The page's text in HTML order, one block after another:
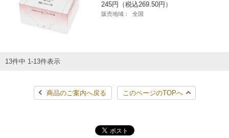
245円（税込269.50円）
販売地域： 全国
13件中 1-13件表示
商品のご案内へ戻る このページのTOPへ